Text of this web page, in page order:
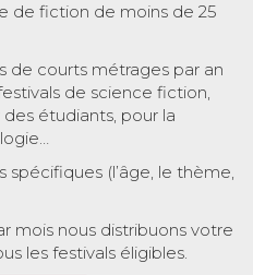
de fiction de moins de 25
de courts métrages par an
de science fiction,
étudiants, pour la
(l’âge, le thème,
mois nous distribuons votre
les festivals éligibles.